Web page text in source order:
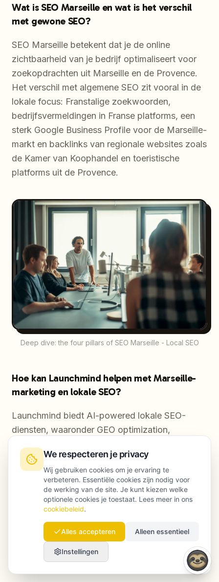
Wat is SEO Marseille en wat is het verschil
met gewone SEO?
SEO Marseille betekent dat je de online
zichtbaarheid van je bedrijf optimaliseert voor
zoekopdrachten uit Marseille en de Provence.
Het verschil met algemene SEO zit vooral in de
lokale focus: Franstalige zoekwoorden,
bedrijfsvermeldingen in Franse platforms, een
sterk Google Business Profile voor de Marseille-
markt en backlinks van regionale websites zoals
de Kamer van Koophandel en toeristische
platforms uit de Provence.
Deep dive: the four pillars of SEO Marseille - Local SEO
Hoe kan Launchmind helpen met Marseille-
marketing en lokale SEO?
Launchmind biedt AI-powered lokale SEO-
diensten, waaronder GEO optimization,
contentstrategieën voor Franstalige markten.
Voor bedrijven in Marseille kan Launchmind de
huidige lokale vindbaarheid in kaart brengen, de
grootste groeikansen binnen jouw sector
bepalen en een gestructureerde campagne
uitrollen die de zichtbaarheid vergroot in zowel
gewone Google-resultaten als AI-gegenereerde
zoekantwoorden en samenvattingen.
We respecteren je privacy
Wij gebruiken cookies om je ervaring te
verbeteren. Essentiële cookies zijn nodig voor
de werking van de site. Je kunt kiezen welke
optionele cookies je toestaat. Lees meer in ons
cookiebeleid.
Alles accepteren Alleen essentieel
Instellingen